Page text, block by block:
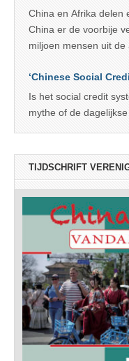
China en Afrika delen
China er de voorbije
miljoen mensen uit de
‘Chinese Social
Is het social credit
mythe of de
TIJDSCHRIFT